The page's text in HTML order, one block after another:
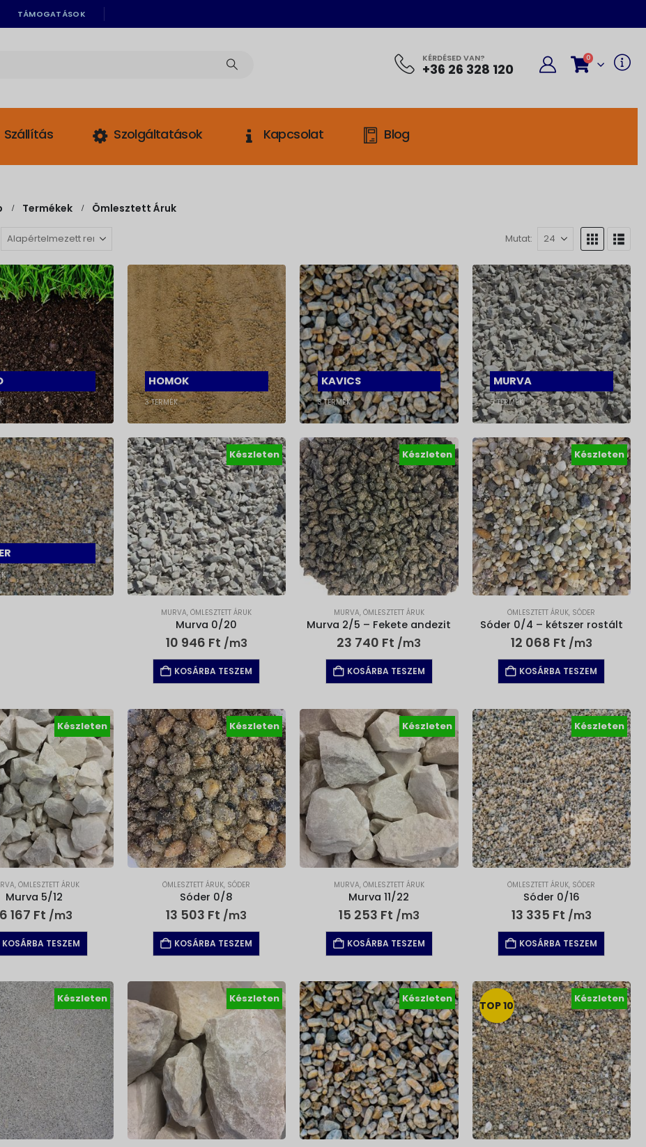
TÁMOGATÁSOK
KÉRDÉSED VAN?
+36 26 328 120
0
Szállítás Szolgáltatások Kapcsolat Blog
Termékek Ömlesztett Áruk
Mutat:
HOMOK
3TERMÉK
KAVICS
3TERMÉK
MURVA
5TERMÉK
Készleten
MURVA,ÖMLESZTETT ÁRUK
Murva 0/20
10 946 Ft /m3
KOSÁRBA TESZEM
Készleten
MURVA, ÖMLESZTETT ÁRUK
Murva 2/5 – Fekete andezit
23 740 Ft /m3
KOSÁRBA TESZEM
Készleten
ÖMLESZTETT ÁRUK, SÓDER
Sóder 0/4 – kétszer rostált
12 068 Ft /m3
KOSÁRBA TESZEM
Készleten
, ÖMLESZTETT ÁRUK
Murva 5/12
167 Ft /m3
KOSÁRBA TESZEM
Készleten
ÖMLESZTETT ÁRUK, SÓDER
Sóder 0/8
13 503 Ft /m3
KOSÁRBA TESZEM
Készleten
MURVA, ÖMLESZTETT ÁRUK
Murva 11/22
15 253 Ft /m3
KOSÁRBA TESZEM
Készleten
ÖMLESZTETT ÁRUK, SÓDER
Sóder 0/16
13 335 Ft /m3
KOSÁRBA TESZEM
Készleten Készleten Készleten
TOP 10
Készleten